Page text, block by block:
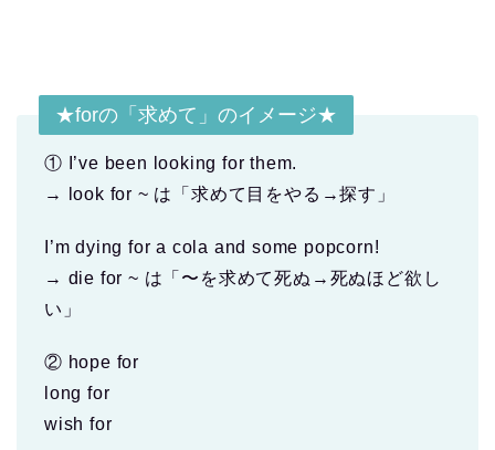
★forの「求めて」のイメージ★
① I’ve been looking for them.
→ look for ~ は「求めて目をやる→探す」
I’m dying for a cola and some popcorn!
→ die for ~ は「〜を求めて死ぬ→死ぬほど欲し
い」
② hope for
long for
wish for